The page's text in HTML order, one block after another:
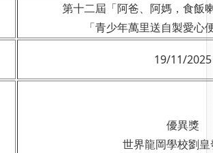
第十二屆「阿爸、阿媽，食飯
「青少年萬里送自製愛心
19/11/2025
優異獎
世界龍岡學校劉